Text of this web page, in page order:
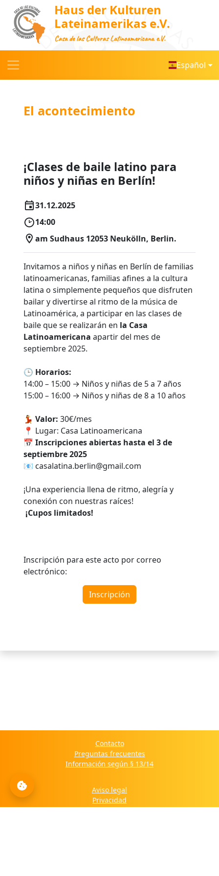
Haus der Kulturen
Lateinamerikas e.V.
Casa de las Culturas Latinoamericana e.V.
Español
El acontecimiento
¡Clases de baile latino para
niños y niñas en Berlín!
31.12.2025
14:00
am Sudhaus 12053 Neukölln, Berlin.
Invitamos a niños y niñas en Berlín de familias
latinoamericanas, familias afines a la cultura
latina o simplemente pequeños que disfruten
bailar y divertirse al ritmo de la música de
Latinoamérica, a participar en las clases de
baile que se realizarán en la Casa
Latinoamericana apartir del mes de
septiembre 2025.
🕒 Horarios:
14:00 – 15:00 → Niños y niñas de 5 a 7 años
15:00 – 16:00 → Niños y niñas de 8 a 10 años
💃 Valor: 30€/mes
📍 Lugar: Casa Latinoamericana
📅 Inscripciones abiertas hasta el 3 de
septiembre 2025
📧 casalatina.berlin@gmail.com
¡Una experiencia llena de ritmo, alegría y
conexión con nuestras raíces!
¡Cupos limitados!
Inscripción para este acto por correo
electrónico:
Inscripción
Contacto
Preguntas frecuentes
Información según § 13/14
Aviso legal
Privacidad